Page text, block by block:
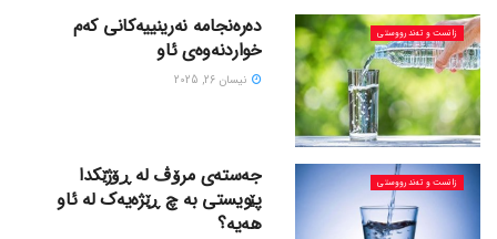
زانست و تەندرووستی
دەرەنجامە نەرینییەکانی کەم
خواردنەوەی ئاو
نیسان 26, 2025
زانست و تەندرووستی
جەستەی مرۆڤ لە ڕۆژێکدا
پێویستی بە چ ڕێژەیەک لە ئاو
هەیە؟